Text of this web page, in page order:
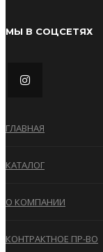
МЫ В СОЦСЕТЯХ
ГЛАВНАЯ
КАТАЛОГ
О КОМПАНИИ
КОНТРАКТНОЕ ПР-ВО